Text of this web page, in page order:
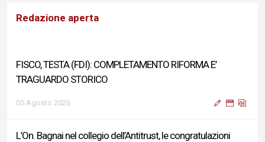
Redazione aperta
FISCO, TESTA (FDI): COMPLETAMENTO RIFORMA E’
TRAGUARDO STORICO
05 Agosto 2026
L’On. Bagnai nel collegio dell’Antitrust, le congratulazioni